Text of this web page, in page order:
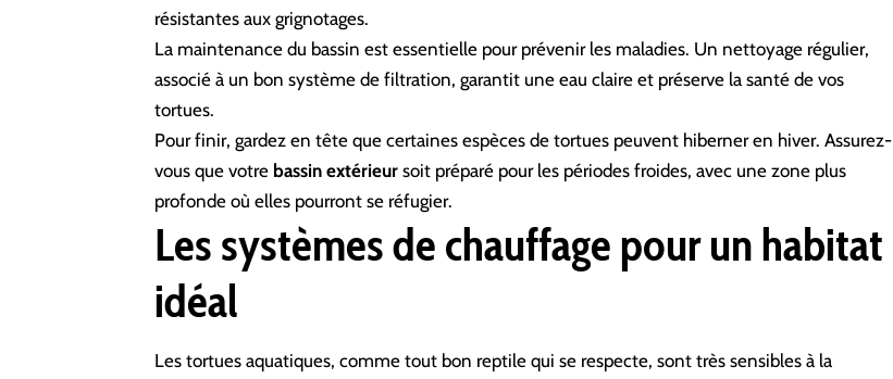
résistantes aux grignotages.
La maintenance du bassin est essentielle pour prévenir les maladies. Un nettoyage régulier,
associé à un bon système de filtration, garantit une eau claire et préserve la santé de vos
tortues.
Pour finir, gardez en tête que certaines espèces de tortues peuvent hiberner en hiver. Assurez-
vous que votre bassin extérieur soit préparé pour les périodes froides, avec une zone plus
profonde où elles pourront se réfugier.
Les systèmes de chauffage pour un habitat
idéal
Les tortues aquatiques, comme tout bon reptile qui se respecte, sont très sensibles à la